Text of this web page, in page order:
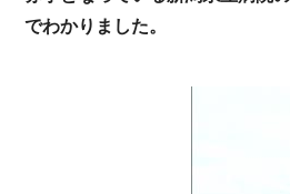
でわかりました。